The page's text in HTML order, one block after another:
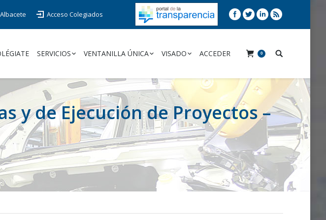
Acceso Colegiados
SERVICIOS VENTANILLA ÚNICA VISADO ACCEDER 0
y de Ejecución de Proyectos –